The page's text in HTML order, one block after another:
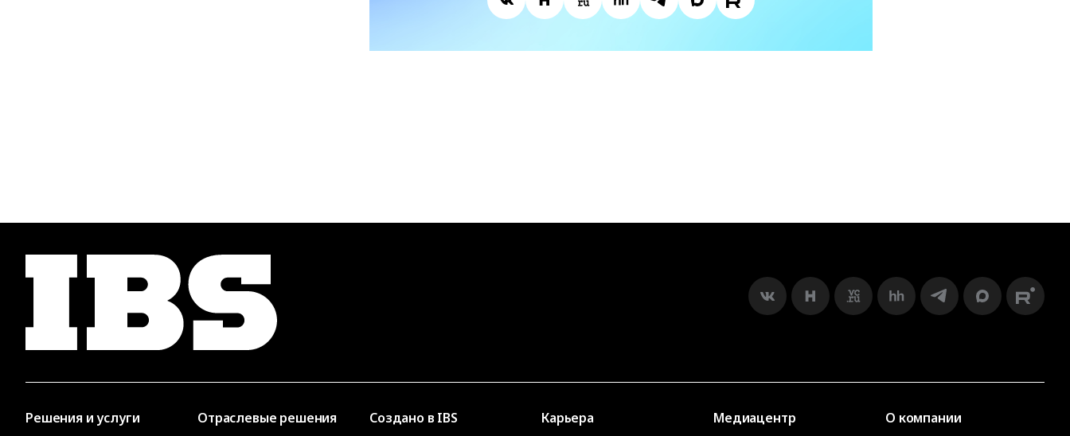
Решения и услуги Отраслевые решения Создано в IBS Карьера Медиацентр О компании